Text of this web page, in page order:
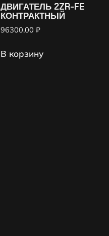
ДВИГАТЕЛЬ 2ZR-FE
КОНТРАКТНЫЙ
96300,00 ₽
В корзину